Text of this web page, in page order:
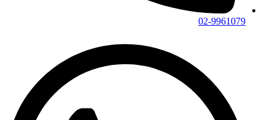
02-9961079